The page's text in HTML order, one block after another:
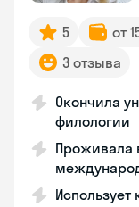
5 от
3 отзыва
Окончила
филологии
Проживала